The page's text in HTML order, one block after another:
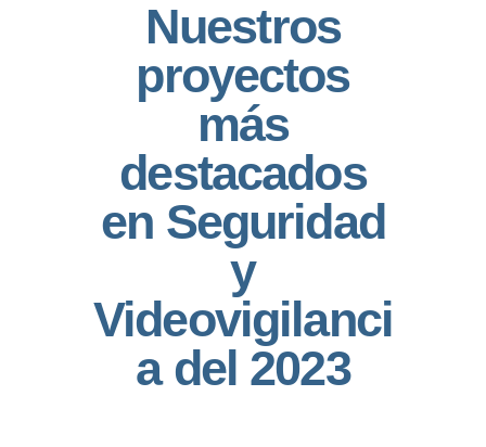
Nuestros
proyectos
más
destacados
en Seguridad
y
Videovigilanci
a del 2023